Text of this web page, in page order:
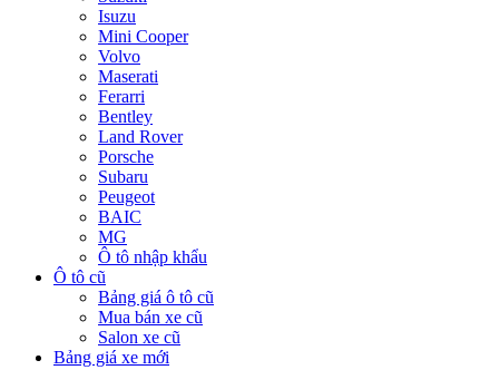
Isuzu
Mini Cooper
Volvo
Maserati
Ferarri
Bentley
Land Rover
Porsche
Subaru
Peugeot
BAIC
MG
Ô tô nhập khẩu
Ô tô cũ
Bảng giá ô tô cũ
Mua bán xe cũ
Salon xe cũ
Bảng giá xe mới